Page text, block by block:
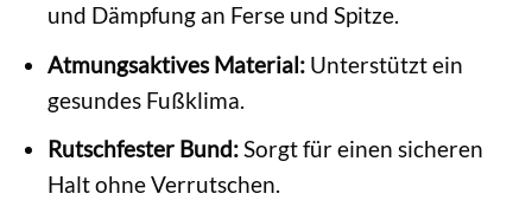
und Dämpfung an Ferse und Spitze.
Atmungsaktives Material:Unterstützt ein
gesundes Fußklima.
Rutschfester Bund:Sorgt für einen sicheren
Halt ohne Verrutschen.